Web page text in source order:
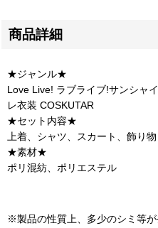
商品詳細
★ジャンル★
Love Live! ラブライブ!サンシャ
レ衣装 COSKUTAR
★セット内容★
上着、シャツ、スカート、飾り
★素材★
ポリ混紡、ポリエステル
※製品の性質上、多少のシミ等